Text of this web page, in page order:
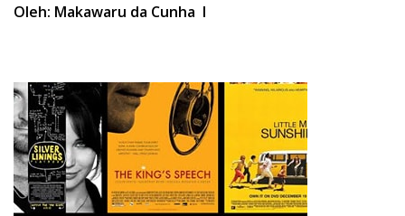
Oleh: Makawaru da Cunha I